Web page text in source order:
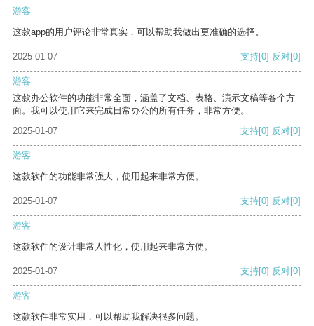
游客
这款app的用户评论非常真实，可以帮助我做出更准确的选择。
2025-01-07 支持[0] 反对[0]
游客
这款办公软件的功能非常全面，涵盖了文档、表格、演示文稿等各个方
面。我可以使用它来完成日常办公的所有任务，非常方便。
2025-01-07
支持[0] 反对[0]
游客
这款软件的功能非常强大，使用起来非常方便。
2025-01-07 支持[0] 反对[0]
游客
这款软件的设计非常人性化，使用起来非常方便。
2025-01-07 支持[0] 反对[0]
游客
这款软件非常实用，可以帮助我解决很多问题。